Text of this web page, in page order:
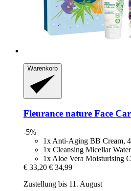
Warenkorb
Fleurance nature Face
-5%
1x Anti-Aging BB Cream,
1x Cleansing Micellar
1x Aloe Vera Moisturising
€ 33,20 € 34,99
Zustellung bis 11. August